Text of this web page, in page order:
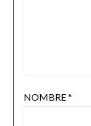
NOMBRE*